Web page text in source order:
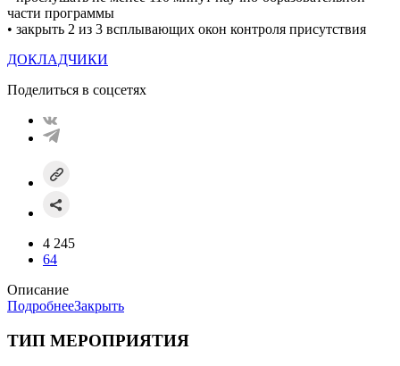
части программы
• закрыть 2 из 3 всплывающих окон контроля присутствия
ДОКЛАДЧИКИ
Поделиться в соцсетях
4 245
64
Описание
ПодробнееЗакрыть
ТИП МЕРОПРИЯТИЯ